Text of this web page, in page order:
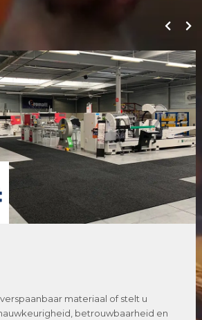
materiaal of stelt u
betrouwbaarheid en